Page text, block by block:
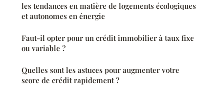
les tendances en matière de logements écologiques
et autonomes en énergie
Faut-il opter pour un crédit immobilier à taux fixe
ou variable ?
Quelles sont les astuces pour augmenter votre
score de crédit rapidement ?